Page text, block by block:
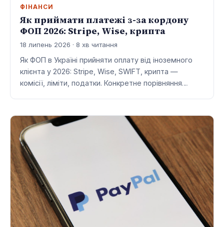
ФІНАНСИ
Як приймати платежі з-за кордону
ФОП 2026: Stripe, Wise, крипта
18 липень 2026 · 8 хв читання
Як ФОП в Україні прийняти оплату від іноземного
клієнта у 2026: Stripe, Wise, SWIFT, крипта —
комісії, ліміти, податки. Конкретне порівняння…